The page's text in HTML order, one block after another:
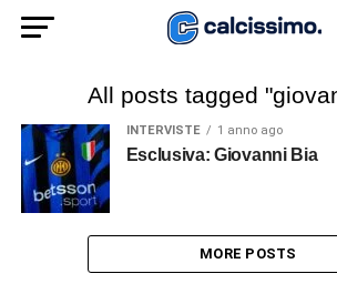
All posts tagged
INTERVISTE 1 anno ago
Esclusiva: Giovanni Bia
MORE POSTS